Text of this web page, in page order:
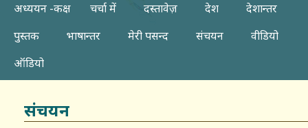
अध्ययन -कक्ष चर्चा में दस्तावेज़ देश
देशान्तर
पुस्तक
भाषान्तर मेरी पसन्द संचयन
वीडियो
ऑडियो
संचयन